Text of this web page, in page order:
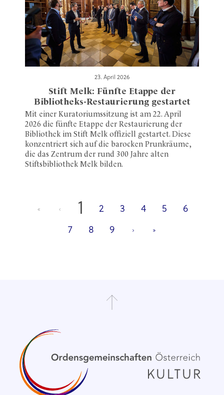
23. April 2026
Stift Melk: Fünfte Etappe der
Bibliotheks-Restaurierung gestartet
Mit einer Kuratoriumssitzung ist am 22. April
2026 die fünfte Etappe der Restaurierung der
Bibliothek im Stift Melk offiziell gestartet. Diese
konzentriert sich auf die barocken Prunkräume,
die das Zentrum der rund 300 Jahre alten
Stiftsbibliothek Melk bilden.
1 2 3 4 5
6
7
8 9